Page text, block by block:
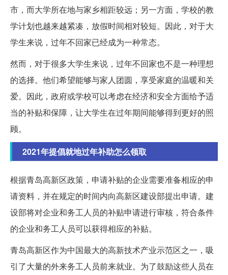
市，而大学所在地与家乡相距较远；另一方面，学校的教
学计划也越来越紧凑，放假时间相对较短。因此，对于大
学生来说，过年不回家已经成为一种常态。
然而，对于很多大学生来说，过年不回家也不是一种理想
的选择。他们希望能够与家人团圆，享受家庭的温暖和关
爱。因此，政府或学校可以考虑在经济和安全方面给予适
当的补贴和保障，让大学生在过年期间能够得到更好的照
顾。
2021年提倡就地过年补助怎么领取
根据青岛高新区政策，申请补贴的企业需要准备相应的申
请资料，并在规定的时间内向高新区建设部提出申请。建
设部将对企业和务工人员的补贴申请进行审核，符合条件
的企业和务工人员可以获得相应的补贴。
青岛高新区作为中国最大的高新技术产业示范区之一，吸
引了大量的外来务工人员前来就业。为了鼓励这些人员在